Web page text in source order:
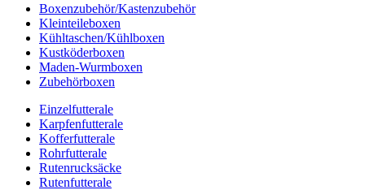
Boxenzubehör/Kastenzubehör
Kleinteileboxen
Kühltaschen/Kühlboxen
Kustköderboxen
Maden-Wurmboxen
Zubehörboxen
Einzelfutterale
Karpfenfutterale
Kofferfutterale
Rohrfutterale
Rutenrucksäcke
Rutenfutterale